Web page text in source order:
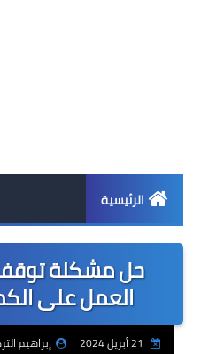
الرئيسية
حل مشكلة
العمل على
إبراهيم